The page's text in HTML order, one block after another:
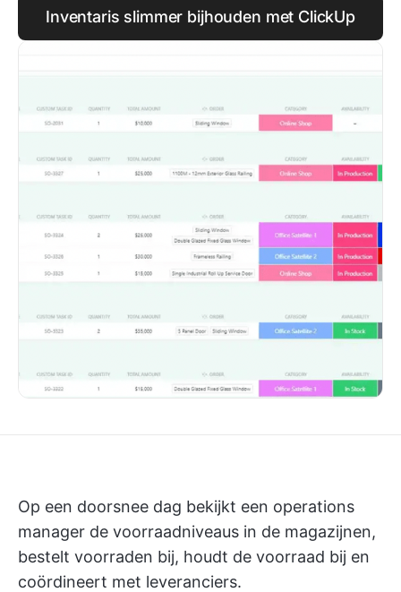
Inventaris slimmer bijhouden met ClickUp
Op een doorsnee dag bekijkt een operations
manager de voorraadniveaus in de magazijnen,
bestelt voorraden bij, houdt de voorraad bij en
coördineert met leveranciers.